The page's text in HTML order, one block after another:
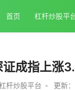
首页 杠杆炒股平
成指上涨
杆炒股平台 • 更新